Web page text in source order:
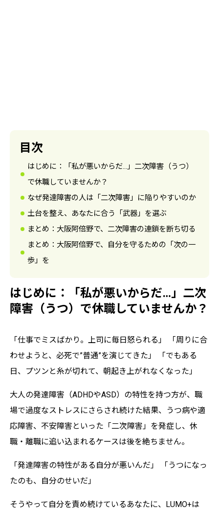
目次
はじめに：「私が悪いからだ…」二次障害（うつ）
で休職していませんか？
なぜ発達障害の人は「二次障害」に陥りやすいのか
土台を整え、あなたに合う「武器」を選ぶ
まとめ：大阪阿倍野で、二次障害の連鎖を断ち切る
まとめ：大阪阿倍野で、自分を守るための「次の一
歩」を
はじめに：「私が悪いからだ…」二次
障害（うつ）で休職していませんか？
「仕事でミスばかり。上司に毎日怒られる」 「周りに合
わせようと、必死で”普通”を演じてきた」 「でもある
日、プツンと糸が切れて、朝起き上がれなくなった」
大人の発達障害（ADHDやASD）の特性を持つ方が、職
場で過度なストレスにさらされ続けた結果、うつ病や適
応障害、不安障害といった「二次障害」を発症し、休
職・離職に追い込まれるケースは後を絶ちません。
「発達障害の特性がある自分が悪いんだ」 「うつになっ
たのも、自分のせいだ」
そうやって自分を責め続けているあなたに、LUMO+は